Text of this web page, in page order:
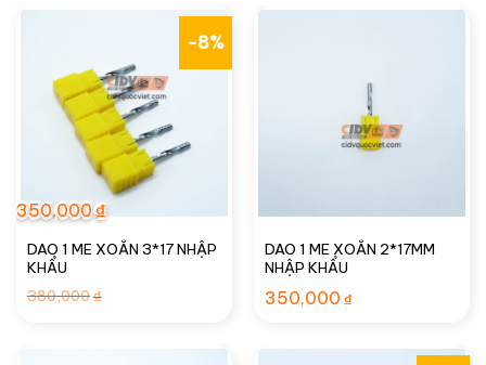
-8%
DAO 1 ME XOẮN 3*17 NHẬP
KHẨU
380,000₫
350,000₫
DAO 1 ME XOẮN 2*17MM
NHẬP KHẨU
350,000 ₫